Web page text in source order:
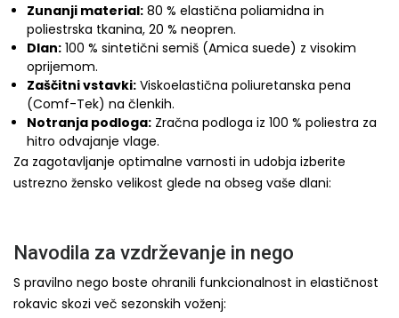
Zunanji material: 80 % elastična poliamidna in
poliestrska tkanina, 20 % neopren.
Dlan: 100 % sintetični semiš (Amica suede) z visokim
oprijemom.
Zaščitni vstavki: Viskoelastična poliuretanska pena
(Comf-Tek) na členkih.
Notranja podloga: Zračna podloga iz 100 % poliestra za
hitro odvajanje vlage.
Za zagotavljanje optimalne varnosti in udobja izberite
ustrezno žensko velikost glede na obseg vaše dlani:
Navodila za vzdrževanje in nego
S pravilno nego boste ohranili funkcionalnost in elastičnost
rokavic skozi več sezonskih voženj: